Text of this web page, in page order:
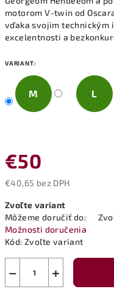
motorom V-twin od
vďaka svojim technickým
excelentnosti a
VARIANT:
M L
€50
€40,65 bez DPH
cena:
Zvoľte variant
Môžeme doručiť do:
Možnosti doručenia
Kód: Zvoľte variant
+
−